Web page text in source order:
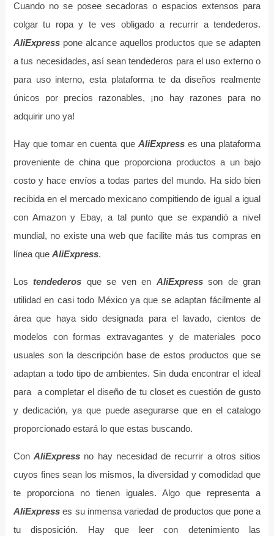
Cuando no se posee secadoras o espacios extensos para
colgar tu ropa y te ves obligado a recurrir a tendederos.
AliExpresspone alcance aquellos productos que se adapten
a tus necesidades, así sean tendederos para el uso externo o
para uso interno, esta plataforma te da diseños realmente
únicos por precios razonables, ¡no hay razones para no
adquirir uno ya!
Hay que tomar en cuenta que AliExpresses una plataforma
proveniente de china que proporciona productos a un bajo
costo y hace envíos a todas partes del mundo. Ha sido bien
recibida en el mercado mexicano compitiendo de igual a igual
con Amazon y Ebay, a tal punto que se expandió a nivel
mundial, no existe una web que facilite más tus compras en
línea que AliExpress.
Lostendederos que se ven en AliExpressson de gran
utilidad en casi todo México ya que se adaptan fácilmente al
área que haya sido designada para el lavado, cientos de
modelos con formas extravagantes y de materiales poco
usuales son la descripción base de estos productos que se
adaptan a todo tipo de ambientes. Sin duda encontrar el ideal
para a completar el diseño de tu closet es cuestión de gusto
y dedicación, ya que puede asegurarse que en el catalogo
proporcionado estará lo que estas buscando.
ConAliExpress no hay necesidad de recurrir a otros sitios
cuyos fines sean los mismos, la diversidad y comodidad que
te proporciona no tienen iguales. Algo que representa a
AliExpresses su inmensa variedad de productos que pone a
tu disposición. Hay que leer con detenimiento las